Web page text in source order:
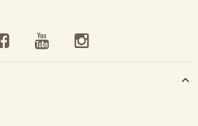
FacebookYouTubeInstagram